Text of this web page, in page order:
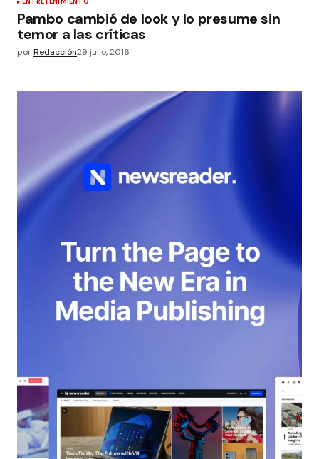
Pambo cambió de look y lo presume sin
temor a las críticas
porRedacción29 julio, 2016